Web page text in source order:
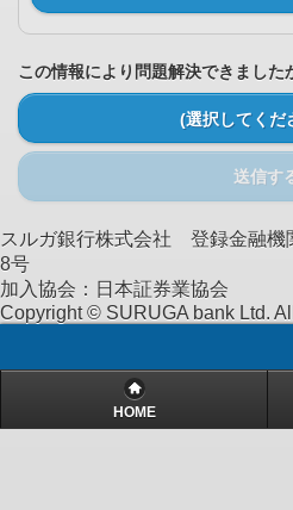
この情報により問題解決できました
(選択してくだ
送信す
スルガ銀行株式会社 登録金融
8号
加入協会：日本証券業協会
Copyright © SURUGA bank Ltd.
HOME